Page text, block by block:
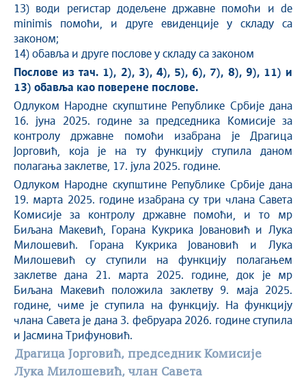
13) води регистар додељене државне помоћи и de
minimis помоћи, и друге евиденције у складу са
законом;
14) обавља и друге послове у складу са законом
Послове из тач. 1), 2), 3), 4), 5), 6), 7), 8), 9), 11) и
13) обавља као поверене послове.
Одлуком Народне скупштине Републике Србије дана
16. јуна 2025. године за председника Комисије за
контролу државне помоћи изабрана је Драгица
Јорговић, која је на ту функцију ступила даном
полагања заклетве, 17. јула 2025. године.
Одлуком Народне скупштине Републике Србије дана
19. марта 2025. године изабрана су три члана Савета
Комисије за контролу државне помоћи, и то мр
Биљана Макевић, Горана Кукрика Јовановић и Лука
Милошевић. Горана Кукрика Јовановић и Лука
Милошевић су ступили на функцију полагањем
заклетве дана 21. марта 2025. године, док је мр
Биљана Макевић положила заклетву 9. маја 2025.
године, чиме је ступила на функцију. На функцију
члана Савета је дана 3. фебруара 2026. године ступила
и Јасмина Трифуновић.
Драгица Јорговић, председник Комисије
Лука Милошевић, члан Савета